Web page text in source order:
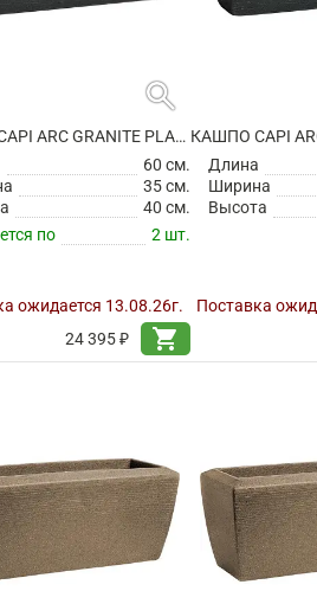
search
КАШПО CAPI ARC GRANITE PLANTER RECTANGLE BLACK
60 см.
35 см.
40 см.
по
2 шт.
ожидается 13.08.26г.
24 395 ₽
shopping_cart
Длина
Ширина
Высота
Поставка